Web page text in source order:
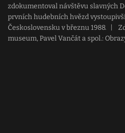
zdokumentoval návštěvu slavných
prvních hudebních hvězd
Československu v březnu 1988.
museum, Pavel Vančát a spol.: